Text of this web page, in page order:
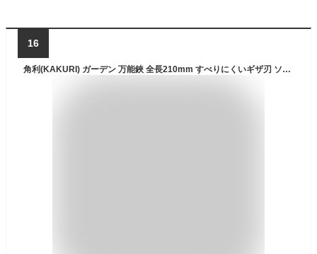
16
角利(KAKURI) ガーデン 万能鋏 全長210mm すべりにくいギザ刃 ソフトグリップタイプ 剪定 園芸 花鋏 生花 植木 小枝 ガーデニングプロ GS-20